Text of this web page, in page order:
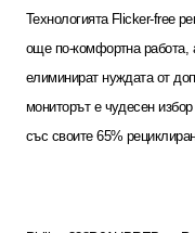
ТехнологиятаFlicker-free
още по-комфортна работа,
елиминират нуждата от
мониторът е чудесен избор
със своите 65%